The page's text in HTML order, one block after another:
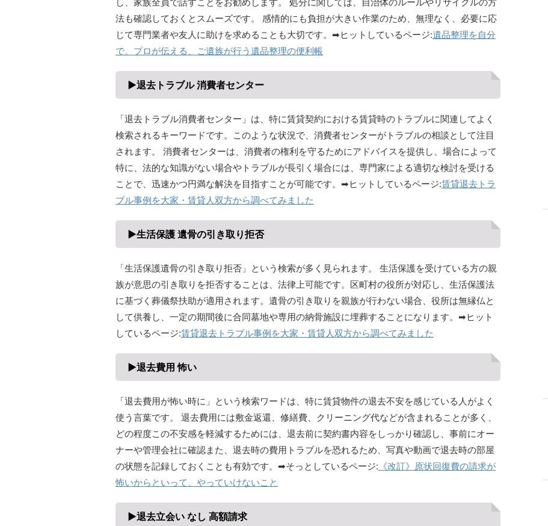
法も確認しておくとスムーズです。 感情的にも負担が大きい作業のため、無理なく、必要に応
じて専門業者や友人に助けを求めることも大切です。➡ヒットしているページ:遺品整理を自分
で。プロが伝える、ご遺族が行う遺品整理の便利帳
▶退去トラブル 消費者センター
「退去トラブル消費者センター」は、特に賃貸契約における賃貸時のトラブルに関連してよく
検索されるキーワードです。このような状況で、消費者センターがトラブルの相談として注目
されます。 消費者センターは、消費者の権利を守るためにアドバイスを提供し、場合によって
特に、法的な知識がない場合やトラブルが長引く場合には、専門家による適切な検討を受ける
ことで、迅速かつ円満な解決を目指すことが可能です。➡ヒットしているページ:賃貸退去トラ
ブル事例を大家・賃貸人双方から調べてみました
▶生活保護 遺骨の引き取り拒否
「生活保護遺骨の引き取り拒否」という検索が多く見られます。 生活保護を受けている方の親
族が意思の引き取りを拒否することは、法律上可能です。区町村の役所が対応し、生活保護法
に基づく葬儀祭扶助が適用されます。遺骨の引き取りを親族が行わない場合、役所は無縁仏と
して供養し、一定の期間後に合同墓地や専用の納骨施設に埋葬することになります。➡ヒット
しているページ:賃貸退去トラブル事例を大家・賃貸人双方から調べてみました
▶退去費用 怖い
「退去費用が怖い時に」という検索ワードは、特に賃貸物件の退去不安を感じている人がよく
使う言葉です。 退去費用には敷金返還、修繕費、クリーニング代などが含まれることが多く、
どの程度この不安感を軽減するためには、退去前に契約書内容をしっかり確認し、事前にオー
ナーや管理会社に確認また、退去時の費用トラブルを恐れるため、写真や動画で退去時の部屋
の状態を記録しておくことも有効です。➡そっとしているページ: 《改訂》原状回復費の請求が
怖いからといって、やっていけないこと
▶退去立会い なし 高額請求